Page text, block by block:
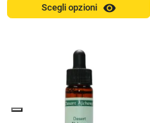
Scegli opzioni visibility